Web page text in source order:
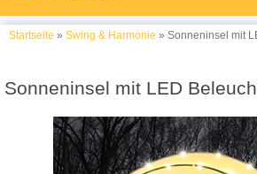
Startseite » Swing & Harmonie » Sonneninsel mit
Sonneninsel mit LED